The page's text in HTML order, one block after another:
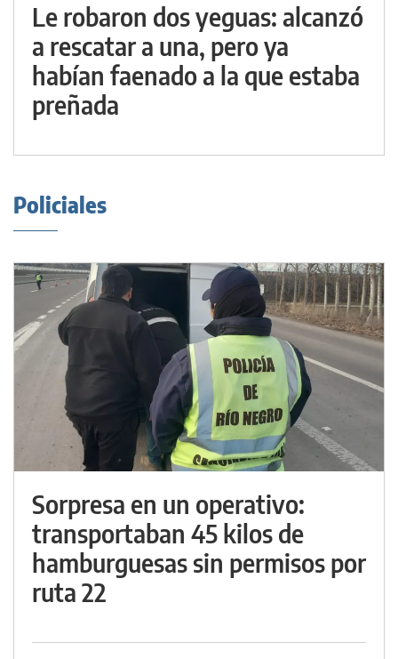
Le robaron dos yeguas: alcanzó
a rescatar a una, pero ya
habían faenado a la que estaba
preñada
Policiales
Sorpresa en un operativo:
transportaban 45 kilos de
hamburguesas sin permisos por
ruta 22